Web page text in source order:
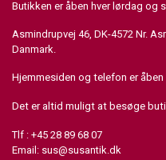
Butikken er åben hver lørdag og
Asmindrupvej 46, DK-4572 Nr.
Danmark.
Hjemmesiden og telefon er åben
Det er altid muligt at besøge
Tlf : +45 28 89 68 07
Email: sus@susantik.dk